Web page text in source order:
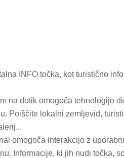
INFO točka, kot turistično
na dotik omogoča tehnologijo
Poiščite lokalni zemljevid,
omogoča interakcijo z
Informacije, ki jih nudi točka,